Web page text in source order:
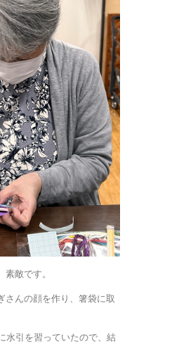
敵です。
さんの顔を作り、箸袋に取
水引を習っていたので、結